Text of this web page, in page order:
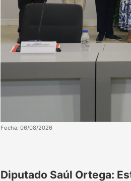
Fecha: 06/08/2026
Diputado Saúl Ortega: